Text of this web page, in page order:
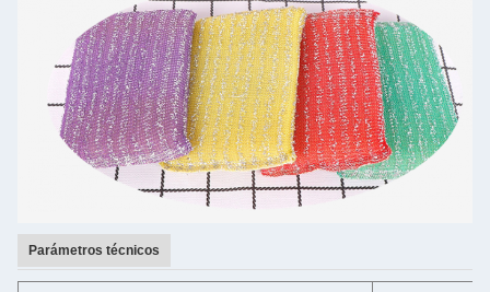
Parámetros técnicos